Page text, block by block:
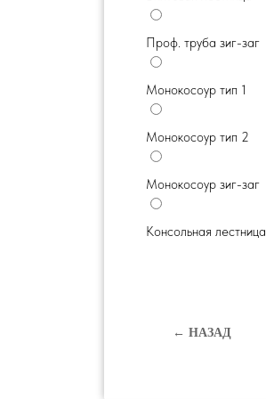
Проф. труба зиг-заг
Монокосоур тип 1
Монокосоур тип 2
Монокосоур зиг-заг
Консольная лестница
← НАЗАД